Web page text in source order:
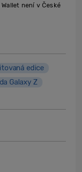
není v České
edice
Galaxy Z